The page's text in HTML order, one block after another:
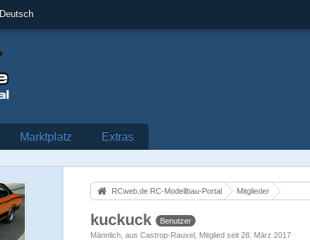
Deutsch
Marktplatz Extras
RCweb.de RC-Modellbau-Portal Mitglieder
kuckuck
Benutzer
Männlich aus Castrop-Rauxel Mitglied seit 28. März 2017